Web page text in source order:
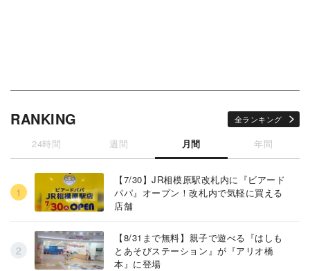
RANKING 全ランキング
24時間 週間 月間 年間
【7/30】JR相模原駅改札内に『ビアード
パパ』オープン！改札内で気軽に買える
店舗
【8/31まで無料】親子で遊べる『はしも
とあそびステーション』が『アリオ橋
本』に登場